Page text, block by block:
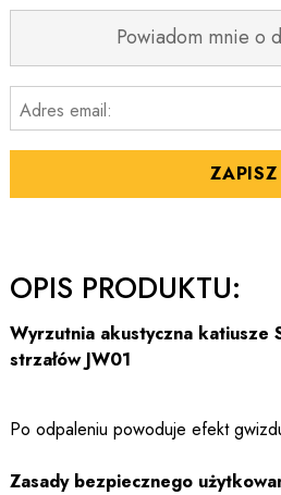
Powiadom mnie o
Adres email:
ZAPISZ
OPIS PRODUKTU:
Wyrzutnia akustyczna katiusze
strzałów JW01
Po odpaleniu powoduje efekt
Zasady bezpiecznego